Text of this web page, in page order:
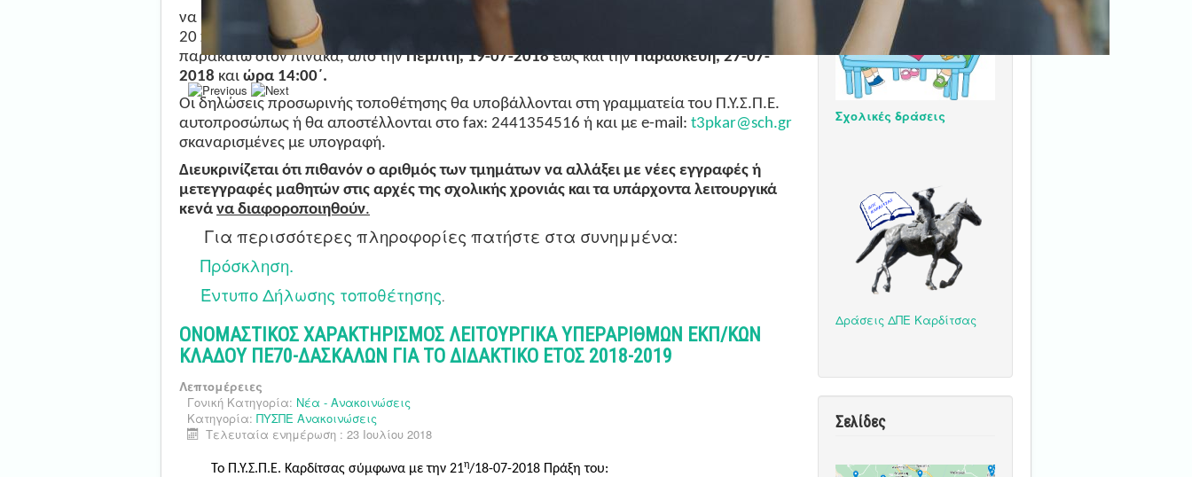
να υποβάλλουν δήλωση προσωρινής τοποθέτησης
20 προτιμήσεις) σε λειτουργικά κενά σχολικών μονάδων, όπως αποτυπώνονται
παρακάτω στον πίνακα, από τηνΠέμπτη, 19-07-2018 έως και τηνΠαρασκευή, 27-07-
2018 και ώρα 14:00΄.
Οι δηλώσεις προσωρινής τοποθέτησης θα υποβάλλονται στη γραμματεία του Π.Υ.Σ.Π.Ε.
αυτοπροσώπως ή θα αποστέλλονται στο fax: 2441354516 ή και με e-mail: t3pkar@sch.gr
σκαναρισμένες με υπογραφή.
Διευκρινίζεται ότι πιθανόν ο αριθμός των τμημάτων να αλλάξει με νέες εγγραφές ή
μετεγγραφές μαθητών στις αρχές της σχολικής χρονιάς και τα υπάρχοντα λειτουργικά
κενά να διαφοροποιηθούν.
Για περισσότερες πληροφορίες πατήστε στα συνημμένα:
Πρόσκληση.
Έντυπο Δήλωσης τοποθέτησης.
ΟΝΟΜΑΣΤΙΚΟΣ ΧΑΡΑΚΤΗΡΙΣΜΟΣ ΛΕΙΤΟΥΡΓΙΚΑ ΥΠΕΡΑΡΙΘΜΩΝ ΕΚΠ/ΚΩΝ
ΚΛΑΔΟΥ ΠΕ70-ΔΑΣΚΑΛΩΝ ΓΙΑ ΤΟ ΔΙΔΑΚΤΙΚΟ ΕΤΟΣ 2018-2019
Λεπτομέρειες
Γονική Κατηγορία: Νέα - Ανακοινώσεις
Κατηγορία: ΠΥΣΠΕ Ανακοινώσεις
Τελευταία ενημέρωση : 23 Ιουλίου 2018
Το Π.Υ.Σ.Π.Ε. Καρδίτσας σύμφωνα με την 21η/18-07-2018 Πράξη του:
Σχολικές δράσεις
Δράσεις ΔΠΕ Καρδίτσας
Σελίδες